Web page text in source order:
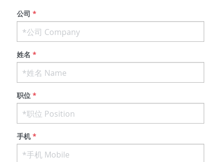
客户见证
OKR战略解码
OKR教练认证/训战
高质量复盘
OKR证书查询
专家视频
在线课程
新闻动态
公司 *
姓名 *
职位*
手机*